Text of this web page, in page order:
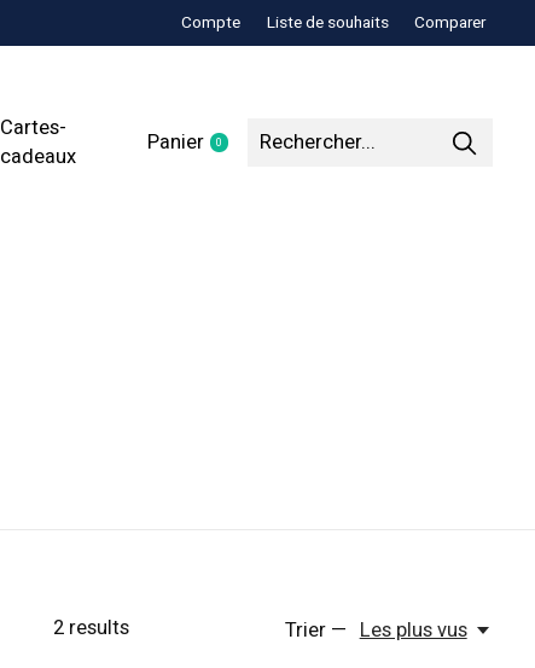
Compte Liste de souhaits Comparer
Cartes-
cadeaux
Panier 0items
2results Trier — Les plus vus